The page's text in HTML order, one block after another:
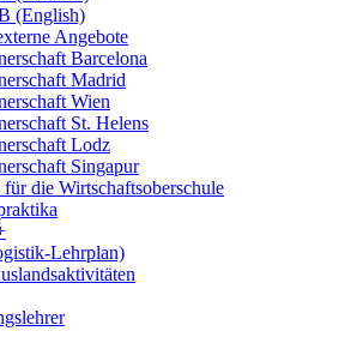
(English)
Angebote
Barcelona
Madrid
Wien
St. Helens
Lodz
Singapur
die Wirtschaftsoberschule
Lehrplan)